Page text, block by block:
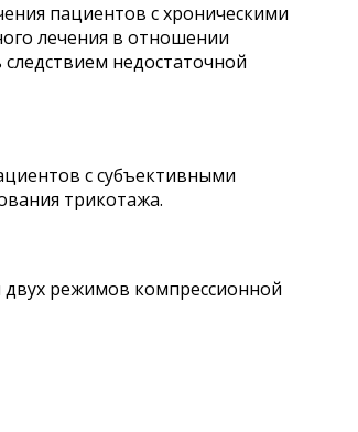
пациентов с хроническими
лечения в отношении
недостаточной
с субъективными
трикотажа.
режимов компрессионной